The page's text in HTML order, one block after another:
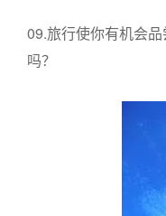
09.旅行使你有机会
吗？